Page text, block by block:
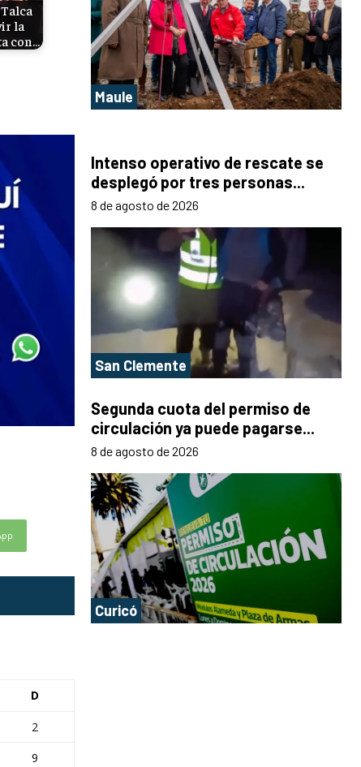
la
con…
D
2
9
Maule
Intenso operativo de rescate se
desplegó por tres personas...
8 de agosto de 2026
San Clemente
Segunda cuota del permiso de
circulación ya puede pagarse...
8 de agosto de 2026
Curicó